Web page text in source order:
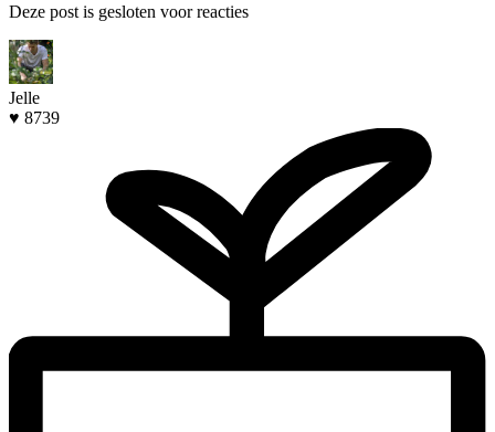
Deze post is gesloten voor reacties
Jelle
♥ 8739